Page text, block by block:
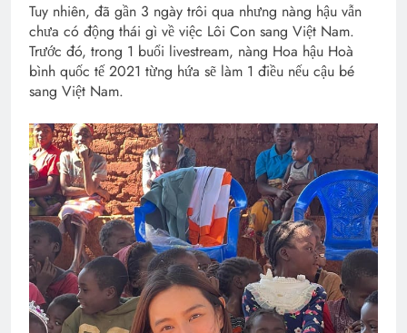
Tuy nhiên, đã gần 3 ngày trôi qua nhưng nàng hậu vẫn
chưa có động thái gì về việc Lôi Con sang Việt Nam.
Trước đó, trong 1 buổi livestream, nàng Hoa hậu Hoà
bình quốc tế 2021 từng hứa sẽ làm 1 điều nếu cậu bé
sang Việt Nam.